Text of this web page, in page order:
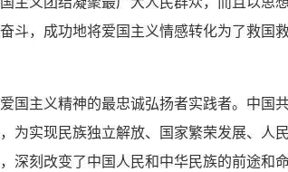
斗，成功地将爱国主义情感转化为了救国
国主义精神的最忠诚弘扬者实践者。中国
为实现民族独立解放、国家繁荣发展、人
深刻改变了中国人民和中华民族的前途和